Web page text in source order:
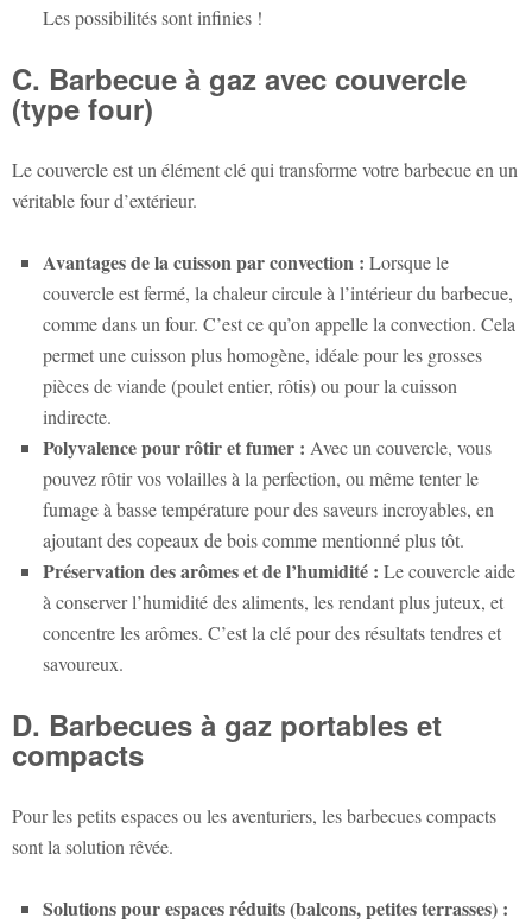
Les possibilités sont infinies !
C. Barbecue à gaz avec couvercle
(type four)
Le couvercle est un élément clé qui transforme votre barbecue en un
véritable four d’extérieur.
Avantages de la cuisson par convection : Lorsque le
couvercle est fermé, la chaleur circule à l’intérieur du barbecue,
comme dans un four. C’est ce qu’on appelle la convection. Cela
permet une cuisson plus homogène, idéale pour les grosses
pièces de viande (poulet entier, rôtis) ou pour la cuisson
indirecte.
Polyvalence pour rôtir et fumer : Avec un couvercle, vous
pouvez rôtir vos volailles à la perfection, ou même tenter le
fumage à basse température pour des saveurs incroyables, en
ajoutant des copeaux de bois comme mentionné plus tôt.
Préservation des arômes et de l’humidité : Le couvercle aide
à conserver l’humidité des aliments, les rendant plus juteux, et
concentre les arômes. C’est la clé pour des résultats tendres et
savoureux.
D. Barbecues à gaz portables et
compacts
Pour les petits espaces ou les aventuriers, les barbecues compacts
sont la solution rêvée.
Solutions pour espaces réduits (balcons, petites terrasses) :